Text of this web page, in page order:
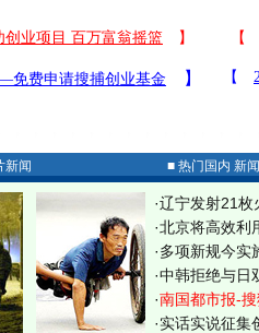
新闻 ■ 热门国内 新
·辽宁发射21枚
·北京将高效利
·多项新规今实
·中韩拒绝与日
·南国都市报-
·实话实说征集